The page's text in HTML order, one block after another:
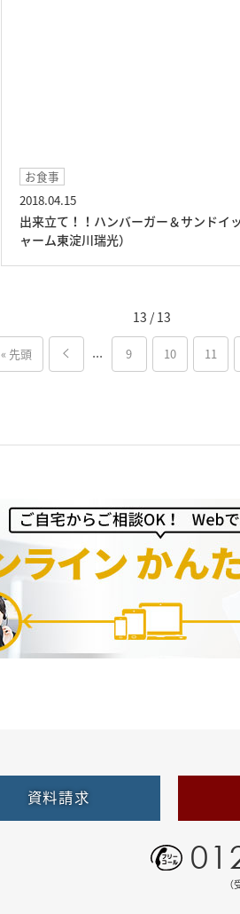
お食事
2018.04.15
出来立て！！ハンバーガー＆サンドイ
ャーム東淀川瑞光）
13 / 13
« 先頭 ... 9 10 11
資料請求